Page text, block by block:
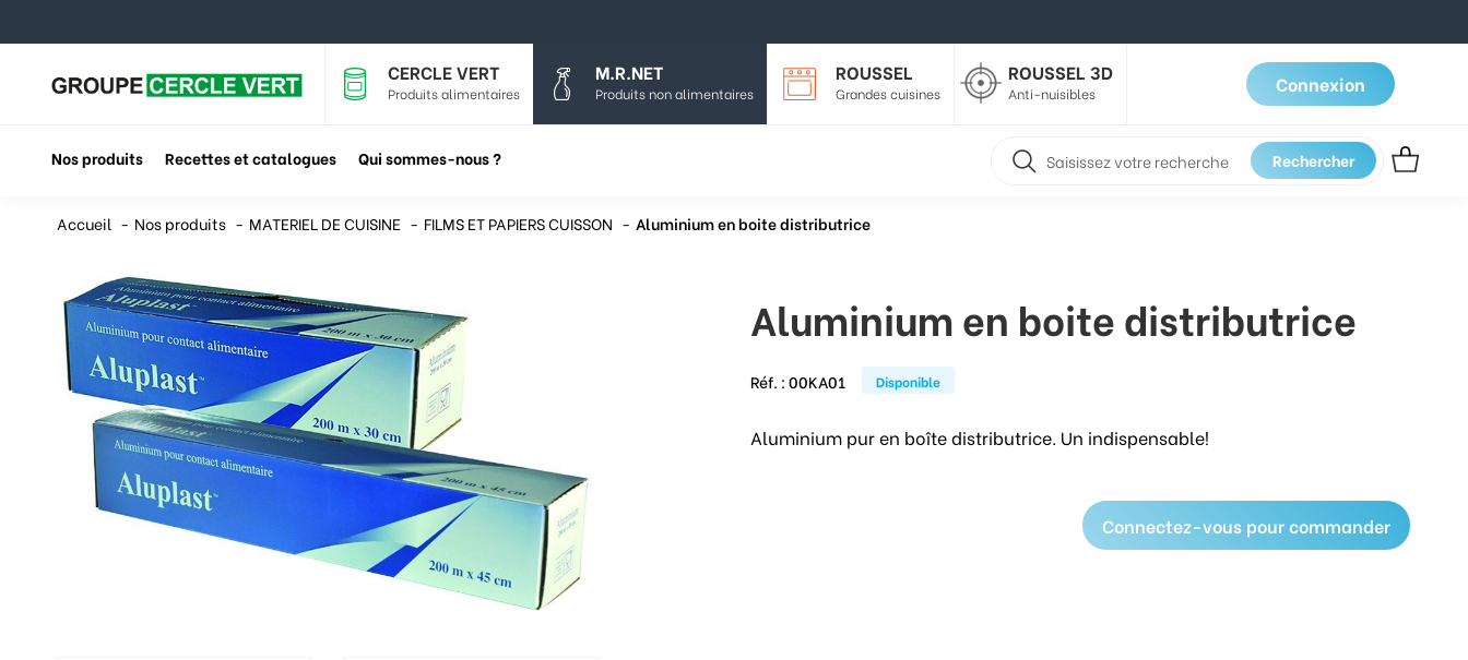
CERCLE VERT
Produits alimentaires
M.R.NET
Produits non alimentaires
ROUSSEL
Grandes cuisines
ROUSSEL 3D
Anti-nuisibles Connexion
Nos produits Recettes et catalogues Qui sommes-nous ? Rechercher
Accueil Nos produits MATERIEL DE CUISINE FILMS ET PAPIERS CUISSON Aluminium en boite distributrice
Aluminium en boite distributrice
Réf. :00KA01 Disponible
Aluminium pur en boîte distributrice. Un indispensable!
Connectez-vous pour commander